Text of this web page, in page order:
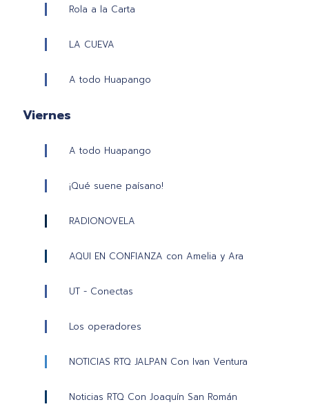
Rola a la Carta
LA CUEVA
A todo Huapango
Viernes
A todo Huapango
¡Qué suene paísano!
RADIONOVELA
AQUI EN CONFIANZA con Amelia y Ara
UT - Conectas
Los operadores
NOTICIAS RTQ JALPAN Con Ivan Ventura
Noticias RTQ Con Joaquín San Román